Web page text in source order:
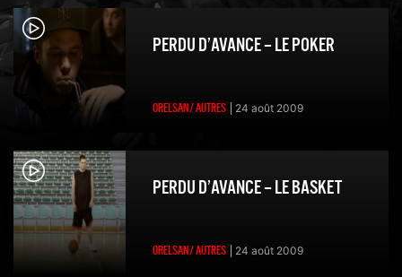
PERDU D’AVANCE – LE POKER
ORELSAN/ AUTRES 24 août 2009
PERDU D’AVANCE – LE BASKET
ORELSAN/ AUTRES 24 août 2009